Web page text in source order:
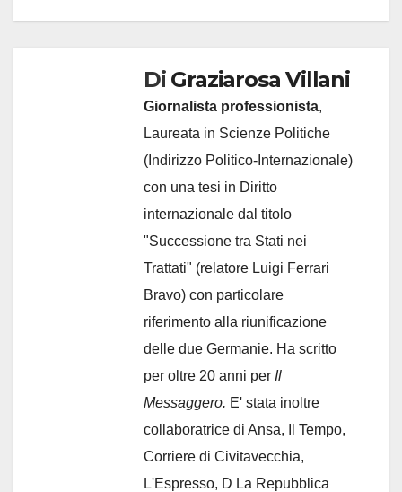
Di Graziarosa Villani
Giornalista professionista,
Laureata in Scienze Politiche
(Indirizzo Politico-Internazionale)
con una tesi in Diritto
internazionale dal titolo
"Successione tra Stati nei
Trattati" (relatore Luigi Ferrari
Bravo) con particolare
riferimento alla riunificazione
delle due Germanie. Ha scritto
per oltre 20 anni per Il
Messaggero. E' stata inoltre
collaboratrice di Ansa, Il Tempo,
Corriere di Civitavecchia,
L'Espresso, D La Repubblica